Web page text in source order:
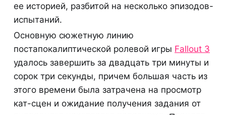
ее историей, разбитой на несколько эпизодов-
испытаний.
Основную сюжетную линию
постапокалиптической ролевой игры Fallout 3
удалось завершить за двадцать три минуты и
сорок три секунды, причем большая часть из
этого времени была затрачена на просмотр
кат-сцен и ожидание получения задания от